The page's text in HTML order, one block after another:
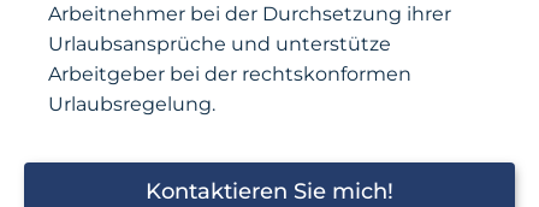
Arbeitnehmer bei der Durchsetzung ihrer
Urlaubsansprüche und unterstütze
Arbeitgeber bei der rechtskonformen
Urlaubsregelung.
Kontaktieren Sie mich!